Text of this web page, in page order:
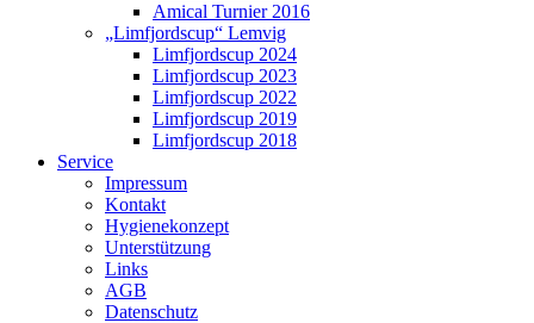
Amical Turnier 2016
„Limfjordscup“ Lemvig
Limfjordscup 2024
Limfjordscup 2023
Limfjordscup 2022
Limfjordscup 2019
Limfjordscup 2018
Service
Impressum
Kontakt
Hygienekonzept
Unterstützung
Links
AGB
Datenschutz